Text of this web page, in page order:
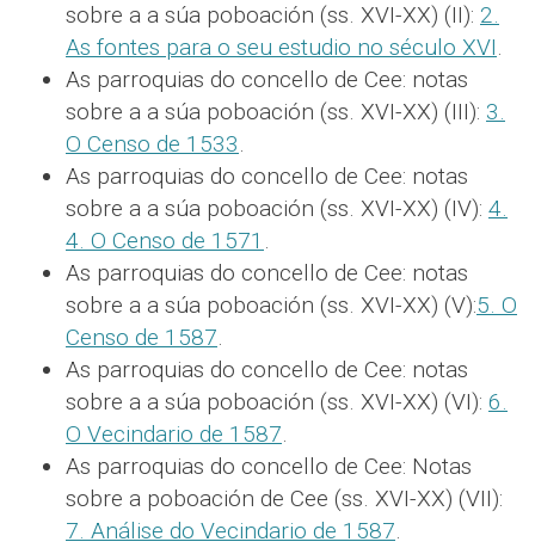
sobre a a súa poboación (ss. XVI-XX) (II): 2.
As fontes para o seu estudio no século XVI.
As parroquias do concello de Cee: notas
sobre a a súa poboación (ss. XVI-XX) (III): 3.
O Censo de 1533.
As parroquias do concello de Cee: notas
sobre a a súa poboación (ss. XVI-XX) (IV): 4.
4. O Censo de 1571 .
As parroquias do concello de Cee: notas
sobre a a súa poboación (ss. XVI-XX) (V):5. O
Censo de 1587.
As parroquias do concello de Cee: notas
sobre a a súa poboación (ss. XVI-XX) (VI): 6.
O Vecindario de 1587.
As parroquias do concello de Cee: Notas
sobre a poboación de Cee (ss. XVI-XX) (VII):
7. Análise do Vecindario de 1587.